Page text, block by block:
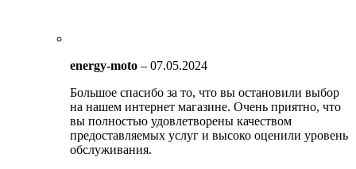
energy-moto – 07.05.2024
Большое спасибо за то, что вы остановили выбор
на нашем интернет магазине. Очень приятно, что
вы полностью удовлетворены качеством
предоставляемых услуг и высоко оценили уровень
обслуживания.